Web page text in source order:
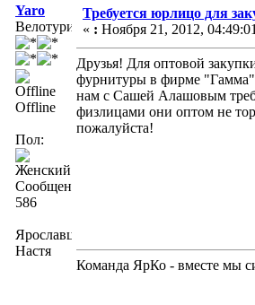
Yaro
Велотурист
Offline
Пол:
Сообщений:
586
Ярославцева
Настя
Требуется юрлицо для
« : Ноября 21, 2012,
Друзья! Для оптовой
фурнитуры в фирме
нам с Сашей Алашовым
физлицами они оптом не
пожалуйста!
Команда ЯрКо - вместе мы